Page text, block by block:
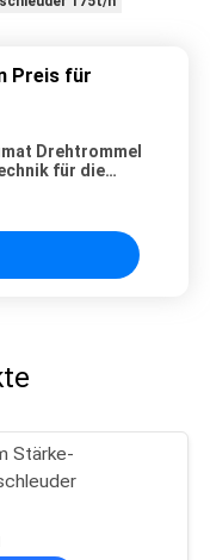
Preis für
Drehtrommel
für die
Stärke-